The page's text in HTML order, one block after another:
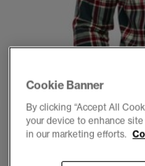
1 2
Cookie Banner
By clicking “Accept All
your device to enhance
in our marketing efforts.